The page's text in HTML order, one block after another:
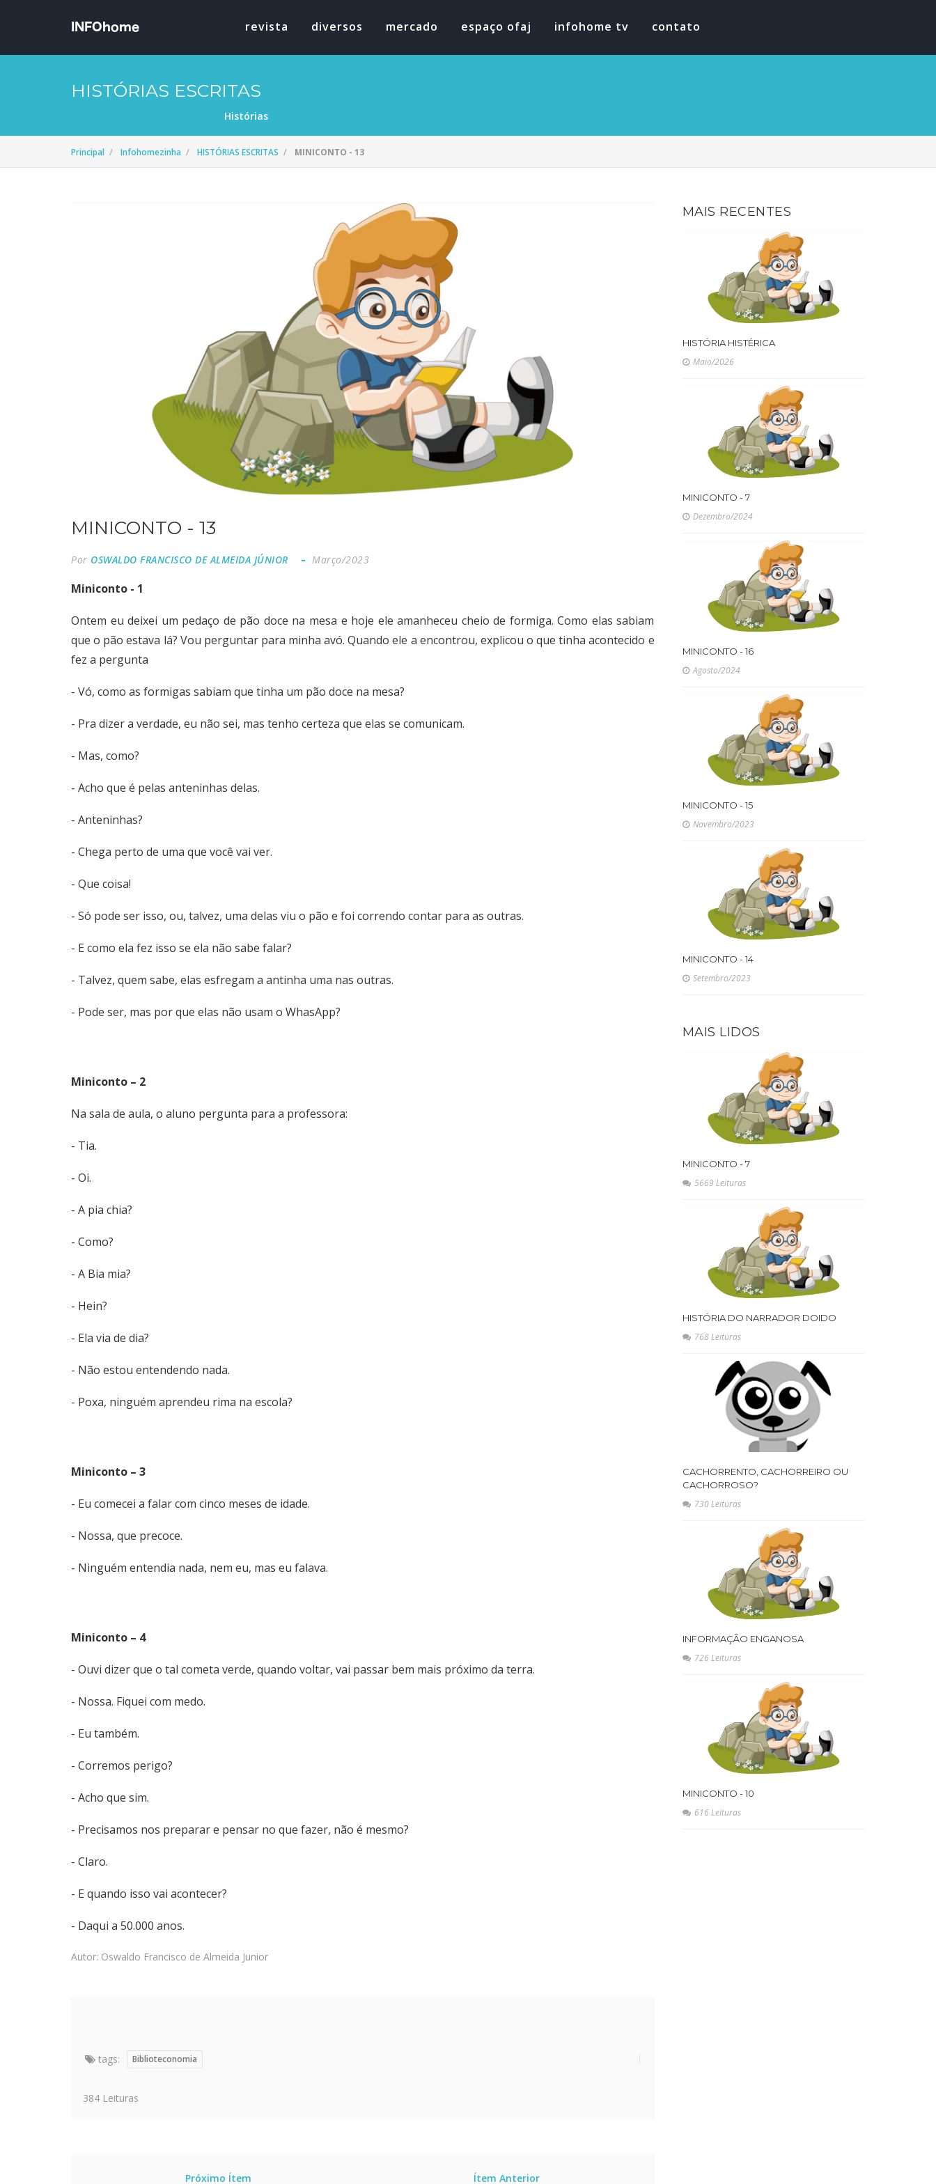
revista diversos mercado espaço ofaj infohome tv contato
HISTÓRIAS ESCRITAS
Histórias
Principal Infohomezinha HISTÓRIAS ESCRITAS MINICONTO - 13
MINICONTO - 13
Por OSWALDO FRANCISCO DE ALMEIDA JÚNIOR Março/2023
Miniconto - 1
Ontem eu deixei um pedaço de pão doce na mesa e hoje ele amanheceu cheio de formiga. Como elas sabiam
que o pão estava lá? Vou perguntar para minha avó. Quando ele a encontrou, explicou o que tinha acontecido e
fez a pergunta
- Vó, como as formigas sabiam que tinha um pão doce na mesa?
- Pra dizer a verdade, eu não sei, mas tenho certeza que elas se comunicam.
- Mas, como?
- Acho que é pelas anteninhas delas.
- Anteninhas?
- Chega perto de uma que você vai ver.
- Que coisa!
- Só pode ser isso, ou, talvez, uma delas viu o pão e foi correndo contar para as outras.
- E como ela fez isso se ela não sabe falar?
- Talvez, quem sabe, elas esfregam a antinha uma nas outras.
- Pode ser, mas por que elas não usam o WhasApp?
Miniconto – 2
Na sala de aula, o aluno pergunta para a professora:
- Tia.
- Oi.
- A pia chia?
- Como?
- A Bia mia?
- Hein?
- Ela via de dia?
- Não estou entendendo nada.
- Poxa, ninguém aprendeu rima na escola?
Miniconto – 3
- Eu comecei a falar com cinco meses de idade.
- Nossa, que precoce.
- Ninguém entendia nada, nem eu, mas eu falava.
Miniconto – 4
- Ouvi dizer que o tal cometa verde, quando voltar, vai passar bem mais próximo da terra.
- Nossa. Fiquei com medo.
- Eu também.
- Corremos perigo?
- Acho que sim.
- Precisamos nos preparar e pensar no que fazer, não é mesmo?
- Claro.
- E quando isso vai acontecer?
- Daqui a 50.000 anos.
Autor: Oswaldo Francisco de Almeida Junior
tags: Biblioteconomia
384 Leituras
Próximo Ítem Ítem Anterior
MAIS RECENTES
HISTÓRIA HISTÉRICA
Maio/2026
MINICONTO - 7
Dezembro/2024
MINICONTO - 16
Agosto/2024
MINICONTO - 15
Novembro/2023
MINICONTO - 14
Setembro/2023
MAIS LIDOS
MINICONTO - 7
5669 Leituras
HISTÓRIA DO NARRADOR DOIDO
768 Leituras
CACHORRENTO, CACHORREIRO OU
CACHORROSO?
730 Leituras
INFORMAÇÃO ENGANOSA
726 Leituras
MINICONTO - 10
616 Leituras